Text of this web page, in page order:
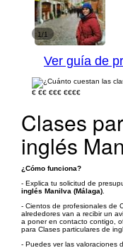
1/1
Ver guía de
€ €€ €€€ €€€€
Clases
inglés
¿Cómo funciona?
- Explica tu solicitud de
inglés Manilva (Málaga)
- Cientos de profesionales de
alrededores van a recibir un
a poner en contacto contigo,
para Clases particulares de
- Puedes ver las valoraciones